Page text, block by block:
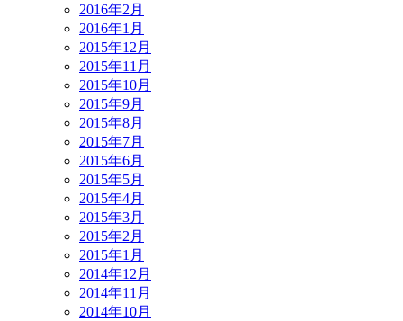
2016年2月
2016年1月
2015年12月
2015年11月
2015年10月
2015年9月
2015年8月
2015年7月
2015年6月
2015年5月
2015年4月
2015年3月
2015年2月
2015年1月
2014年12月
2014年11月
2014年10月